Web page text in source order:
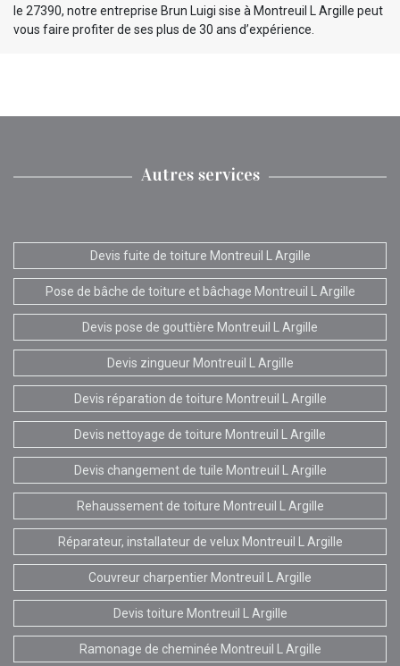
le 27390, notre entreprise Brun Luigi sise à Montreuil L Argille peut
vous faire profiter de ses plus de 30 ans d’expérience.
Autres services
Devis fuite de toiture Montreuil L Argille
Pose de bâche de toiture et bâchage Montreuil L Argille
Devis pose de gouttière Montreuil L Argille
Devis zingueur Montreuil L Argille
Devis réparation de toiture Montreuil L Argille
Devis nettoyage de toiture Montreuil L Argille
Devis changement de tuile Montreuil L Argille
Rehaussement de toiture Montreuil L Argille
Réparateur, installateur de velux Montreuil L Argille
Couvreur charpentier Montreuil L Argille
Devis toiture Montreuil L Argille
Ramonage de cheminée Montreuil L Argille